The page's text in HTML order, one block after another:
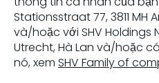
Stationsstraat 77, 3811 MH
và/hoặc với SHV Holdings
Utrecht, Hà Lan và/hoặc
nó, xem SHV Family of